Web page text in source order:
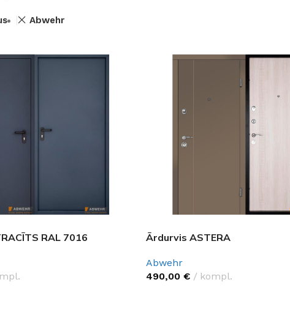
Abwehr
RAL 7016 Ārdurvis ASTERA
Abwehr
490,00 € kompl.